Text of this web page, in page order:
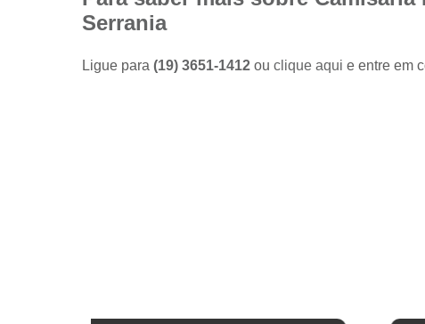
masculinas
de camisas
Serrania
Ligue para (19) 3651-1412 ou clique aqui e entre em